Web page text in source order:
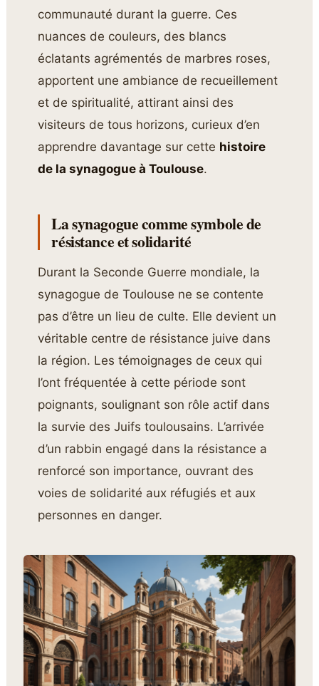
communauté durant la guerre. Ces
nuances de couleurs, des blancs
éclatants agrémentés de marbres roses,
apportent une ambiance de recueillement
et de spiritualité, attirant ainsi des
visiteurs de tous horizons, curieux d’en
apprendre davantage sur cette histoire
de la synagogue à Toulouse.
La synagogue comme symbole de
résistance et solidarité
Durant la Seconde Guerre mondiale, la
synagogue de Toulouse ne se contente
pas d’être un lieu de culte. Elle devient un
véritable centre de résistance juive dans
la région. Les témoignages de ceux qui
l’ont fréquentée à cette période sont
poignants, soulignant son rôle actif dans
la survie des Juifs toulousains. L’arrivée
d’un rabbin engagé dans la résistance a
renforcé son importance, ouvrant des
voies de solidarité aux réfugiés et aux
personnes en danger.